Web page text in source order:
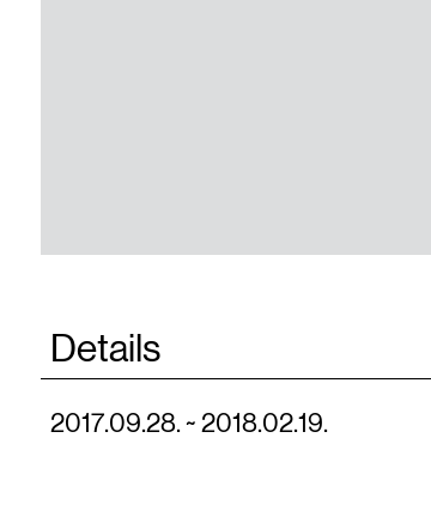
Details
2017.09.28. ~ 2018.02.19.